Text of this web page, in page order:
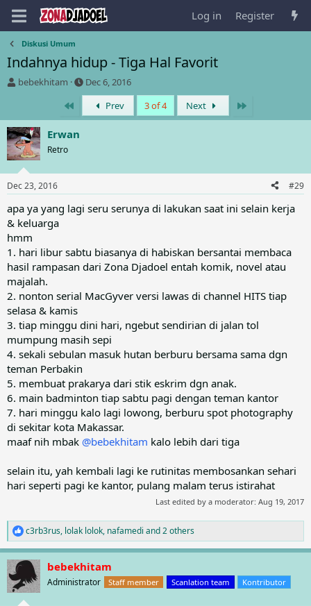
Log in Register
Diskusi Umum
Indahnya hidup - Tiga Hal Favorit
T
e
a
d
s
t
a
r
t
e
r
bebekhitam
S
t
r
Dec 6, 2016
Prev 3 of 4 Next
Erwan
Retro
Dec 23, 2016 #29
apa ya yang lagi seru serunya di lakukan saat ini selain kerja
& keluarga
hmm
1. hari libur sabtu biasanya di habiskan bersantai membaca
hasil rampasan dari Zona Djadoel entah komik, novel atau
majalah.
2. nonton serial MacGyver versi lawas di channel HITS tiap
selasa & kamis
3. tiap minggu dini hari, ngebut sendirian di jalan tol
mumpung masih sepi
4. sekali sebulan masuk hutan berburu bersama sama dgn
teman Perbakin
5. membuat prakarya dari stik eskrim dgn anak.
6. main badminton tiap sabtu pagi dengan teman kantor
7. hari minggu kalo lagi lowong, berburu spot photography
di sekitar kota Makassar.
maaf nih mbak @bebekhitam kalo lebih dari tiga
selain itu, yah kembali lagi ke rutinitas membosankan sehari
hari seperti pagi ke kantor, pulang malam terus istirahat
Last edited by a moderator: Aug 19, 2017
R
e
a
c
t
i
c3rb3rus, lolak lolok, nafamedi and 2 others
bebekhitam
Administrator Staff member Scanlation team Kontributor